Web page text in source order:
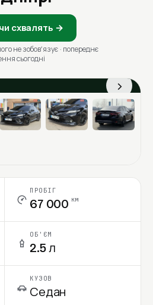
схвалять →
не зобовʼязує · попереднє
сьогодні
›
ПРОБІГ
67 000 км
ОБ'ЄМ
2.5 л
КУЗОВ
Седан